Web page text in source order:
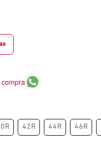
42R 44R 46R